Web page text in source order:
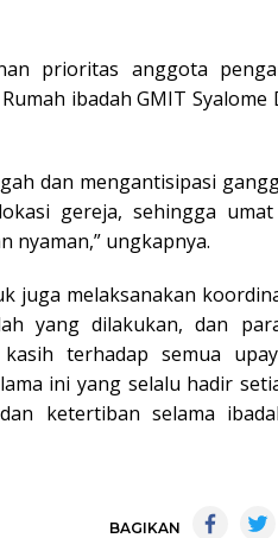
prioritas anggota
ibadah GMIT
dan mengantisipasi
gereja, sehingga
nyaman,” ungkapnya.
juga melaksanakan
yang dilakukan, dan
terhadap semua
ini yang selalu hadir
ketertiban selama
BAGIKAN